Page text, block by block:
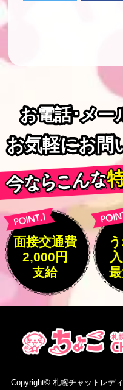
お電話･メー
お電話･メー
お気軽にお問
お気軽にお問
面接交通費
2,000円
支給
Copyright© 札幌チャットレデ